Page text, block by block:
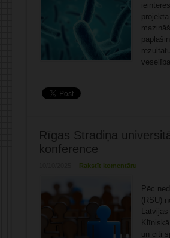
Rīgas Stradiņa
konference
Rakstīt komentāru
Pēc
(RSU)
un citi